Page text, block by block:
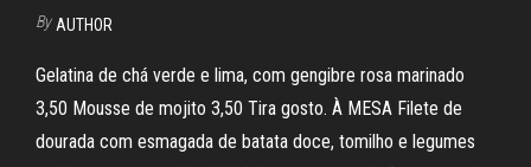
By AUTHOR
Gelatina de chá verde e lima, com gengibre rosa marinado
3,50 Mousse de mojito 3,50 Tira gosto. À MESA Filete de
dourada com esmagada de batata doce, tomilho e legumes